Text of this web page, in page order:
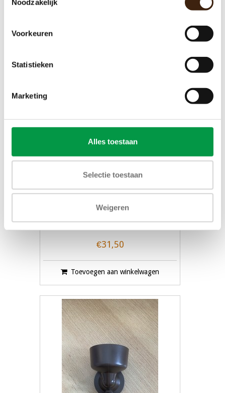
Noodzakelijk
Voorkeuren
Statistieken
Marketing
Alles toestaan
Selectie toestaan
Weigeren
Nieuw 6.000.229.122
€31,50
Toevoegen aan winkelwagen